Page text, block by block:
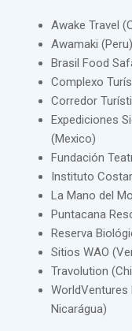
Awake Travel
Awamaki (Peru)
Brasil Food
Complexo
Corredor
Expediciones
(Mexico)
Fundación
Instituto
La Mano del
Puntacana
Reserva
Sitios WAO
Travolution
Nicarágua)